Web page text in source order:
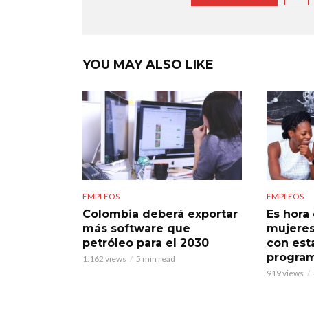
YOU MAY ALSO LIKE
EMPLEOS
Colombia deberá exportar
más software que
petróleo para el 2030
1.162 views 5 min read
EMPLEOS
Es
con
919 views